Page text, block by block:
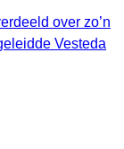
over zo’n
Vesteda